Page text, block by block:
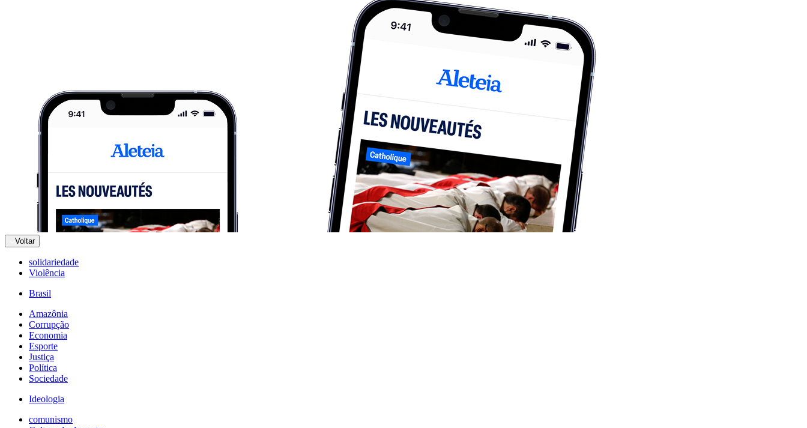
Voltar
solidariedade
Violência
Brasil
Amazônia
Corrupção
Economia
Esporte
Justiça
Política
Sociedade
Ideologia
comunismo